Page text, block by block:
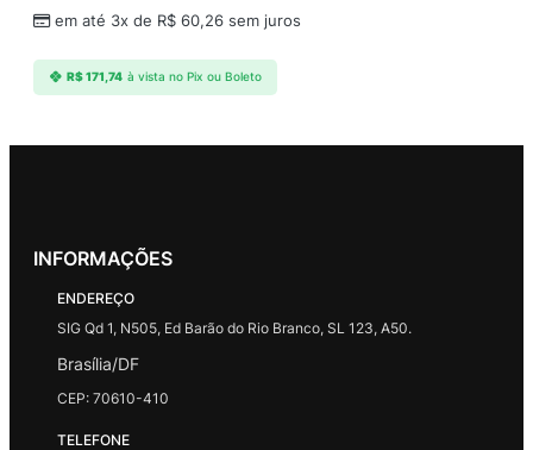
em até 3x de R$ 60,26 sem juros
R$171,74 à vista no Pix ou Boleto
INFORMAÇÕES
ENDEREÇO
SIG Qd 1, N505, Ed Barão do Rio Branco, SL 123, A50.
Brasília/DF
CEP: 70610-410
TELEFONE